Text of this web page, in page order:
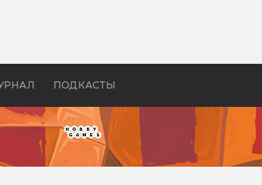
ПОДКАСТЫ
колец»
эротизм